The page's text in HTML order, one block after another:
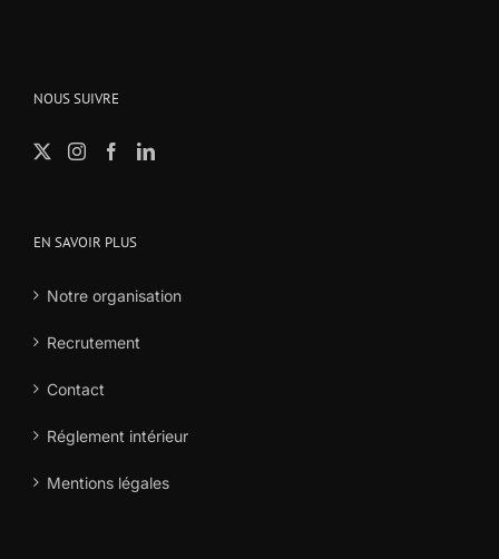
NOUS SUIVRE
EN SAVOIR PLUS
Notre organisation
Recrutement
Contact
Réglement intérieur
Mentions légales